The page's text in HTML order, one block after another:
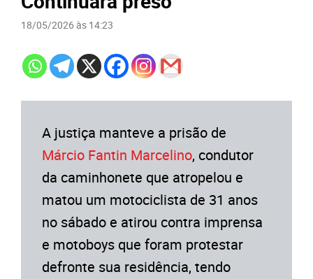
18/05/2026 às 14:23
A justiça manteve a prisão de
Márcio Fantin Marcelino, condutor
da caminhonete que atropelou e
matou um motociclista de 31 anos
no sábado e atirou contra imprensa
e motoboys que foram protestar
defronte sua residência, tendo